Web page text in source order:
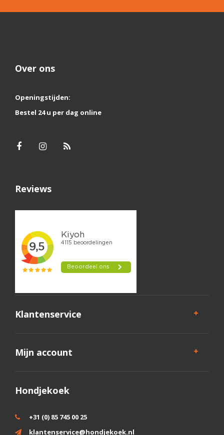
Over ons
Openingstijden:
Bestel 24 u per dag online
Reviews
Klantenservice
Mijn account
Hondjekoek
+31 (0) 85 745 00 25
klantenservice@hondjekoek.nl